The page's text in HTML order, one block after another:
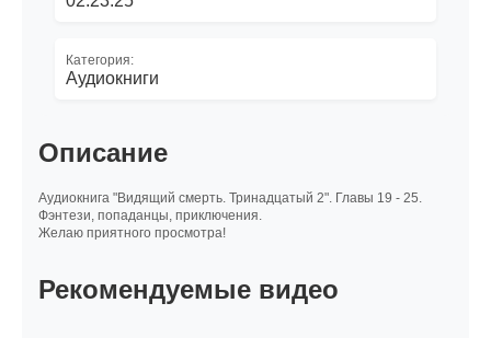
Категория:
Аудиокниги
Описание
Аудиокнига "Видящий смерть. Тринадцатый 2". Главы 19 - 25.
Фэнтези, попаданцы, приключения.
Желаю приятного просмотра!
Рекомендуемые видео